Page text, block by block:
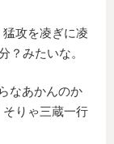
攻を凌ぎに凌
？みたいな。
なあかんのか
りゃ三蔵一行